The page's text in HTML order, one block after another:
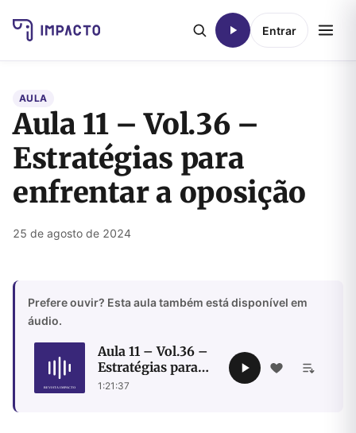
Entrar
AULA
Aula 11 – Vol.36 –
Estratégias para
enfrentar a oposição
25 de agosto de 2024
Prefere ouvir? Esta aula também está disponível em
áudio.
Aula 11 – Vol.36 –
Estratégias para
enfrentar a
1:21:37